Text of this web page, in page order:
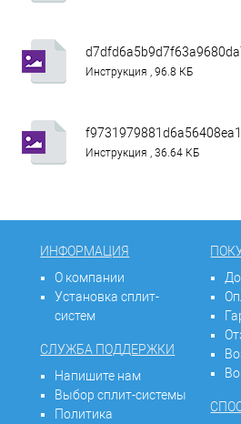
Инструкция , 96.8 КБ
Инструкция , 36.64 КБ
ИНФОРМАЦИЯ
О компании
Установка сплит-
систем
СЛУЖБА ПОДДЕРЖКИ
Напишите нам
Выбор сплит-системы
Политика